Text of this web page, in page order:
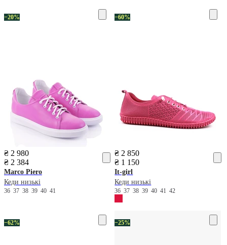
−20%
₴ 2 980
₴ 2 384
Marco Piero
Кеди низькі
36 37 38 39 40 41
−60%
₴ 2 850
₴ 1 150
It-girl
Кеди низькі
36373839404142
−62% −25%